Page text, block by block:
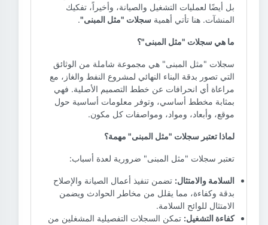
بل أيضًا لعمليات التشغيل والصيانة، وأخيراً، تفكيك
المنشآت. هنا تأتي أهمية سجلات "مثل المبنى".
ما هي سجلات "مثل المبنى"؟
سجلات "مثل المبنى" هي مجموعة شاملة من الوثائق
التي تصور بدقة البناء النهائي لمشروع النفط والغاز، مع
مراعاة أي انحرافات عن خطط التصميم الأصلية. فهي
بمثابة مخطط أساسي، وتوفر معلومات أساسية حول
موقع، وأبعاد، ومواد، ومواصفات كل مكون.
لماذا تعتبر سجلات "مثل المبنى" مهمة؟
تعتبر سجلات "مثل المبنى" ضرورية لعدة أسباب:
السلامة والامتثال: تضمن تنفيذ أعمال الصيانة والإصلاح
بدقة وكفاءة، مما يقلل من مخاطر الحوادث ويضمن
الامتثال للوائح السلامة.
كفاءة التشغيل: تمكن السجلات التفصيلية المشغلين من